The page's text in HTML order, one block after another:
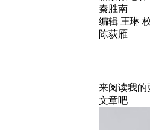
秦胜南
编辑 王琳
陈荻雁
来阅读我的
文章吧